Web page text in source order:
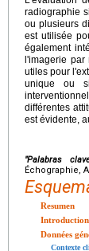
radiographie
ou plusieurs
est utilisée
également
l'imagerie
utiles pour
unique ou
différentes
est évidente,
"Palabras
Échographie,
Resumen
Introduction
Données
Contexte